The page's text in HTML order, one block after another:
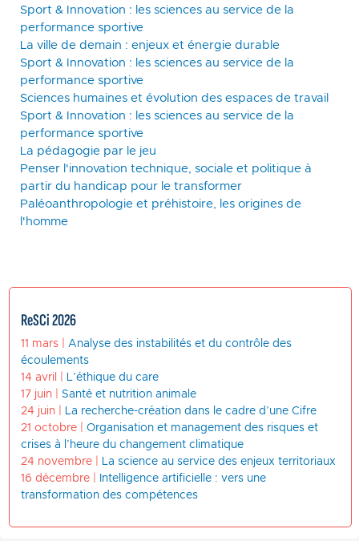
Sport & Innovation : les sciences au service de la
performance sportive
La ville de demain : enjeux et énergie durable
Sport & Innovation : les sciences au service de la
performance sportive
Sciences humaines et évolution des espaces de travail
Sport & Innovation : les sciences au service de la
performance sportive
La pédagogie par le jeu
Penser l'innovation technique, sociale et politique à
partir du handicap pour le transformer
Paléoanthropologie et préhistoire, les origines de
l'homme
ReSCi 2026
11 mars |
Analyse des instabilités et du contrôle des
écoulements
14 avril |
L’éthique du care
17 juin |
Santé et nutrition animale
24 juin |
La recherche-création dans le cadre d’une Cifre
21 octobre |
Organisation et management des risques et
crises à l’heure du changement climatique
24 novembre |
La science au service des enjeux territoriaux
16 décembre |
Intelligence artificielle : vers une
transformation des compétences